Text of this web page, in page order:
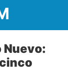
Nuevo: